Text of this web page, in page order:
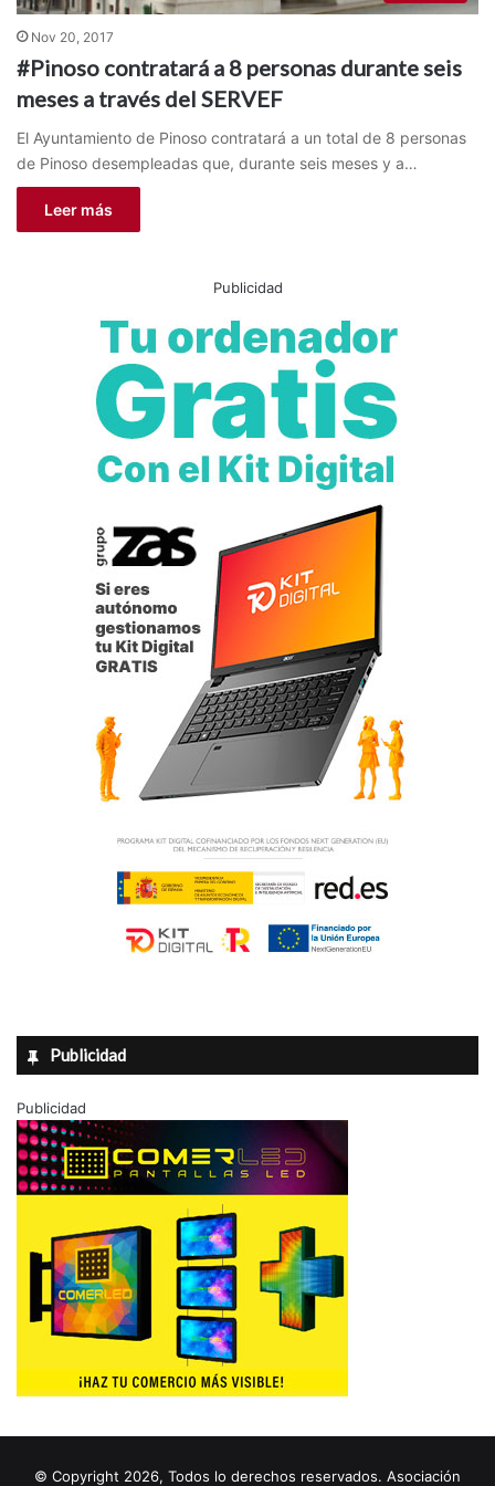
Nov 20, 2017
#Pinoso contratará a 8 personas durante seis
meses a través del SERVEF
El Ayuntamiento de Pinoso contratará a un total de 8 personas
de Pinoso desempleadas que, durante seis meses y a…
Leer más
Publicidad
Publicidad
Publicidad
© Copyright 2026, Todos lo derechos reservados. Asociación